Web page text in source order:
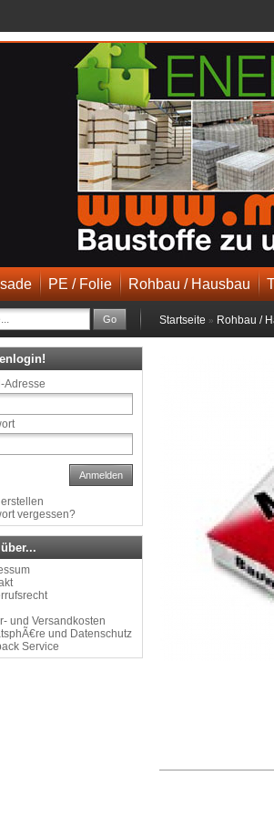
PE / Folie Rohbau / Hausbau
Go Startseite » Rohbau /
Adresse
Anmelden
vergessen?
und Versandkosten
und Datenschutz
Service